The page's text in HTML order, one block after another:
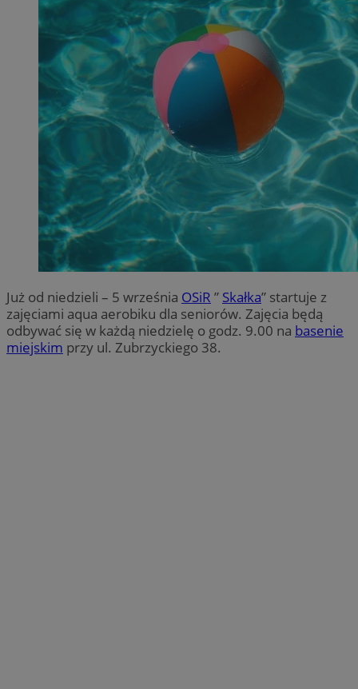
Już od niedzieli – 5 września OSiR ” Skałka” startuje z
zajęciami aqua aerobiku dla seniorów. Zajęcia będą
odbywać się w każdą niedzielę o godz. 9.00 na basenie
miejskim przy ul. Zubrzyckiego 38.